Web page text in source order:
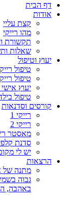
דף הבית
אודות
קצת עליי
מהו רייקי
תקשורת
שאלות
יעוץ וטיפול
טיפול
טיפול
יעוץ
טיפול
קורסים וסדנאות
רייקי 1
רייקי 2
מאסטר
סדנת
יש לי
הרצאות
מתנה של
גבוה
באהבה,